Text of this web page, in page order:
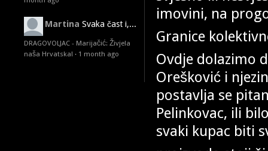
Martina Svaka čast i,...
DRAGOVOLJAC - Marijačić: Živjela
naša Hrvatska! · 1 month ago
imovini, na
Granice
Ovdje dolazimo
Orešković i
postavlja se
Pelinkovac, ili
svaki kupac biti